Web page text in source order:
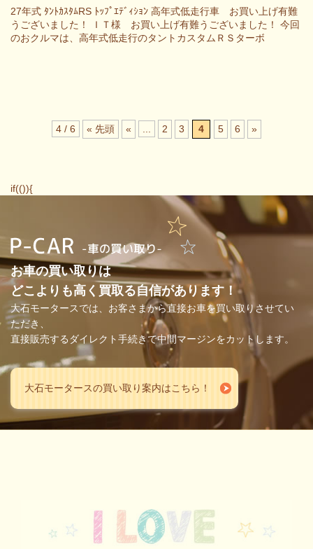
27年式 ﾀﾝﾄｶｽﾀﾑRS ﾄｯﾌﾟｴﾃﾞｨｼｮﾝ 高年式低走行車 お買い上げ有難
うございました！ ＩＴ様 お買い上げ有難うございました！ 今回
のおクルマは、高年式低走行のタントカスタムＲＳターボ
4 / 6 « 先頭 « 2 3 4 5 6 »
if(()){
お車の買い取りは
どこよりも高く買取る自信があります！
大石モータースでは、お客さまから直接お車を買い取りさせてい
ただき、
直接販売するダイレクト手続きで中間マージンをカットします。
大石モータースの買い取り案内はこちら！